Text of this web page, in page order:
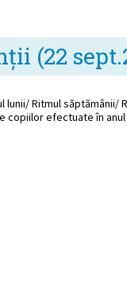
(22
lunii/ Ritmul săptămânii/
copiilor efectuate în anul